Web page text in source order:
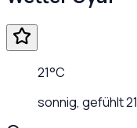
21°C
sonnig, gefühlt21